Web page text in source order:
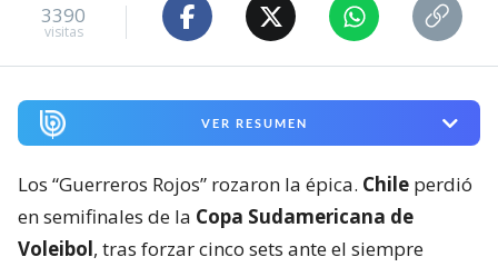
3390
visitas
VER RESUMEN
Los “Guerreros Rojos” rozaron la épica. Chile perdió
en semifinales de la Copa Sudamericana de
Voleibol, tras forzar cinco sets ante el siempre